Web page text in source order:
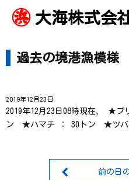
大海株式会
過去の境港漁模様
2019年12月23日
2019年12月23日08時現在、 ★ブ
ン ★ハマチ ： 30トン ★ツバ
前の日